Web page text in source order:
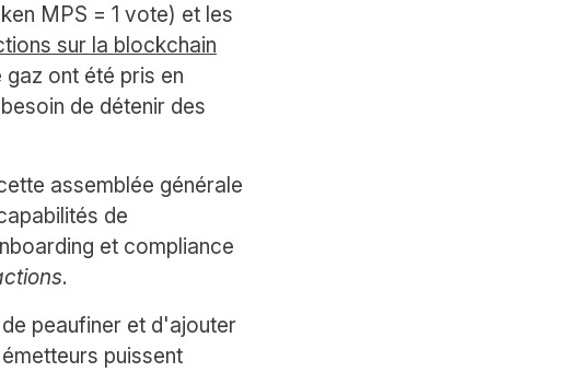
MPS = 1 vote) et les
sur la blockchain
ont été pris en
de détenir des
assemblée générale
de
et compliance
.
peaufiner et d'ajouter
puissent